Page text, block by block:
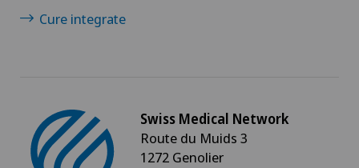
Dolore al tallone
Drenaggio linfatico
Ematologia
Cure integrate
Swiss Medical Network
Route du Muids 3
1272 Genolier